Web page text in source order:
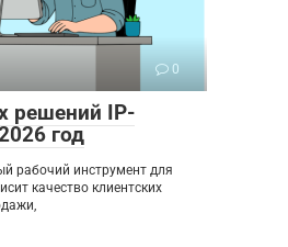
0
решений IP-
год
рабочий инструмент для
качество клиентских